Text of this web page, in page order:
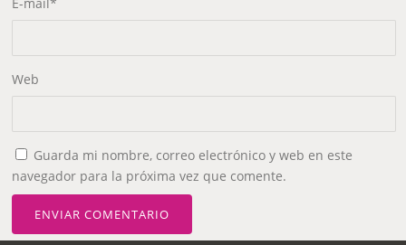
Web
Guarda mi nombre, correo electrónico y web en este
navegador para la próxima vez que comente.